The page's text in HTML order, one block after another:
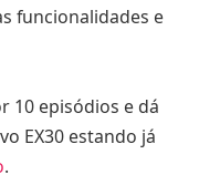
funcionalidades e
10 episódios e dá
EX30 estando já
.